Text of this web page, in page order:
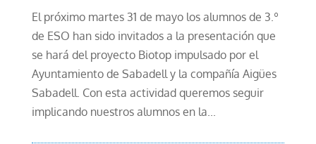
El próximo martes 31 de mayo los alumnos de 3.º
de ESO han sido invitados a la presentación que
se hará del proyecto Biotop impulsado por el
Ayuntamiento de Sabadell y la compañía Aigües
Sabadell. Con esta actividad queremos seguir
implicando nuestros alumnos en la...